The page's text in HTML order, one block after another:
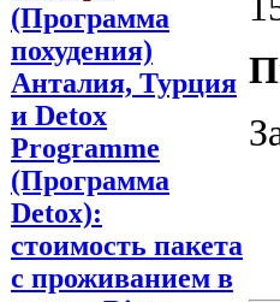
(Программа
похудения)
Анталия, Турция
и Detox
Programme
(Программа
Detox):
стоимость пакета
с проживанием в